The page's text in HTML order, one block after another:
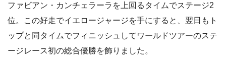
ファビアン・カンチェラーラを上回るタイムでステージ2
位。この好走でイエロージャージを手にすると、翌日もト
ップと同タイムでフィニッシュしてワールドツアーのステ
ージレース初の総合優勝を飾りました。